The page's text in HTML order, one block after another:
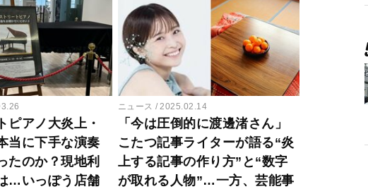
ピアノ大炎上・
当に下手な演奏
たのか？現地利
…いっぽう店舗
ニュース 2025.02.14
「今は圧倒的に渡邊渚さん」
こたつ記事ライターが語る“炎
上する記事の作り方”と“数字
が取れる人物”…一方、芸能事